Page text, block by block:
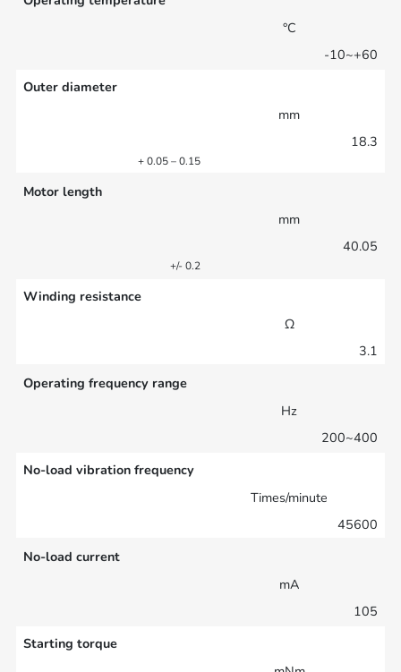
°C
-10~+60
Outer diameter
mm
18.3
+ 0.05 – 0.15
Motor length
mm
40.05
+/- 0.2
Winding resistance
Ω
3.1
Operating frequency range
Hz
200~400
No-load vibration frequency
Times/minute
45600
No-load current
mA
105
Starting torque